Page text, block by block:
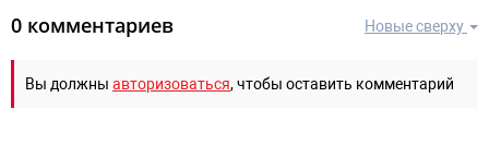
Новые сверху
0 комментариев
Вы должны авторизоваться, чтобы оставить комментарий